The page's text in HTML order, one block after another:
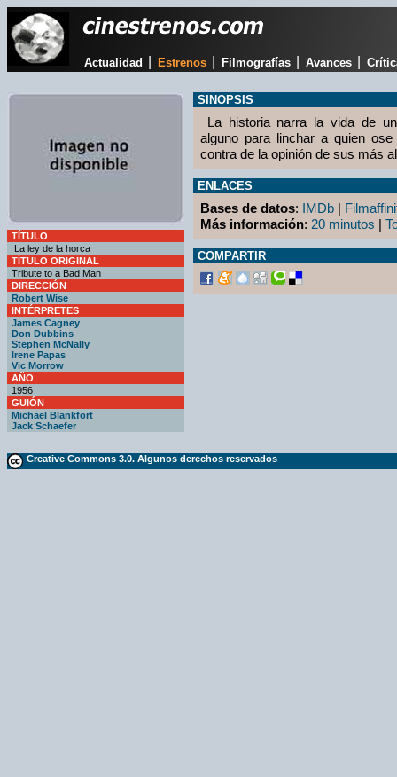
Actualidad Estrenos Filmografías Avances
TÍTULO
La ley de la horca
TÍTULO ORIGINAL
Tribute to a Bad Man
DIRECCIÓN
Robert Wise
INTÉRPRETES
James Cagney
Don Dubbins
Stephen McNally
Irene Papas
Vic Morrow
AÑO
1956
GUIÓN
Michael Blankfort
Jack Schaefer
SINOPSIS
La historia narra la vida de
alguno para linchar a quien
contra de la opinión de sus más
ENLACES
Bases de datos: IMDb |
Más información: 20 minutos |
COMPARTIR
Creative Commons 3.0. Algunos derechos reservados